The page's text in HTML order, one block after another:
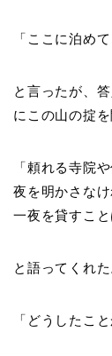
「ここに泊め
と言ったが、
にこの山の掟を
「頼れる寺院
夜を明かさな
一夜を貸すこ
と語ってくれた
「どうしたこと